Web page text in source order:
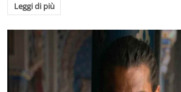
Leggi di più